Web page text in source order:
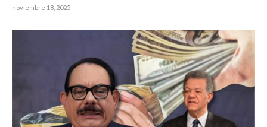
noviembre 18, 2025